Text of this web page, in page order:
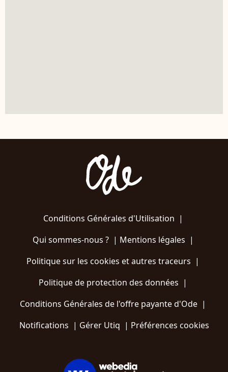
Conditions Générales d'Utilisation |
Qui sommes-nous ?| Mentions légales |
Politique sur les cookies et autres traceurs |
Politique de protection des données |
Conditions Générales de l'offre payante d'Ode |
Notifications | Gérer Utiq | Préférences cookies